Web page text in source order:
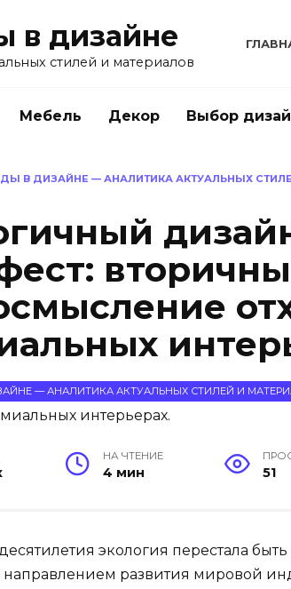
в дизайне
стилей и материалов
Мебель Декор Выбор
В ДИЗАЙНЕ — АНАЛИТИКА АКТУАЛЬНЫХ
— АНАЛИТИКА АКТУАЛЬНЫХ СТИЛЕЙ И
НА ЧТЕНИЕ
4 мин 51
экология перестала
развития мировой